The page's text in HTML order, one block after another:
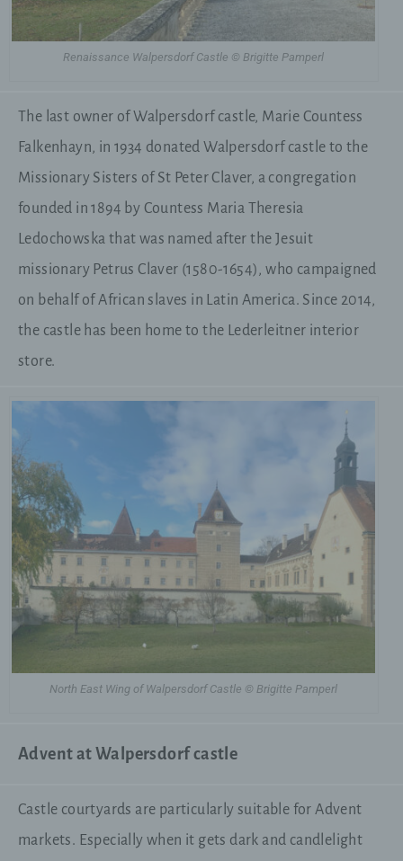
Renaissance Walpersdorf Castle © Brigitte Pamperl
The last owner of Walpersdorf castle, Marie Countess
Falkenhayn, in 1934 donated Walpersdorf castle to the
Missionary Sisters of St Peter Claver, a congregation
founded in 1894 by Countess Maria Theresia
Ledochowska that was named after the Jesuit
missionary Petrus Claver (1580-1654), who campaigned
on behalf of African slaves in Latin America. Since 2014,
the castle has been home to the Lederleitner interior
store.
North East Wing of Walpersdorf Castle © Brigitte Pamperl
Advent at Walpersdorf castle
Castle courtyards are particularly suitable for Advent
markets. Especially when it gets dark and candlelight